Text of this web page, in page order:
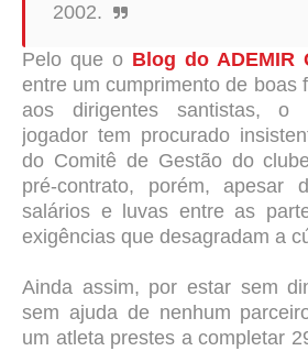
2002.
Pelo que o Blog do ADEMIR
entre um cumprimento de boas
aos dirigentes santistas, o
jogador tem procurado
do Comitê de Gestão do
pré-contrato, porém, apesar
salários e luvas entre as
exigências que desagradam a
Ainda assim, por estar sem
sem ajuda de nenhum
um atleta prestes a completar